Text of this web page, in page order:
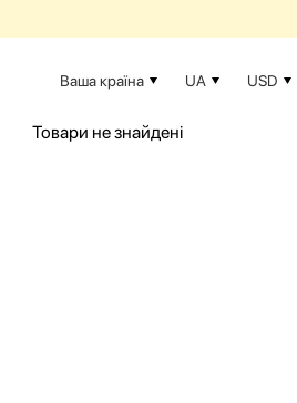
Ваша країна UA USD
Товари не знайдені